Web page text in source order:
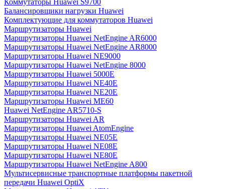
Коммутаторы Huawei S9700
Балансировщики нагрузки Huawei
Комплектующие для коммутаторов Huawei
Маршрутизаторы Huawei
Маршрутизаторы Huawei NetEngine AR6000
Маршрутизаторы Huawei NetEngine AR8000
Маршрутизаторы Huawei NE9000
Маршрутизаторы Huawei NetEngine 8000
Маршрутизаторы Huawei 5000E
Маршрутизаторы Huawei NE40E
Маршрутизаторы Huawei NE20E
Маршрутизаторы Huawei ME60
Huawei NetEngine AR5710-S
Маршрутизаторы Huawei AR
Маршрутизаторы Huawei AtomEngine
Маршрутизаторы Huawei NE05E
Маршрутизаторы Huawei NE08E
Маршрутизаторы Huawei NE80E
Маршрутизаторы Huawei NetEngine A800
Мультисервисные транспортные платформы пакетной
передачи Huawei OptiX